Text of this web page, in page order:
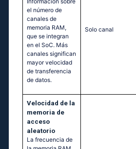
el número de
canales de
memoria RAM,
que se integran
en el SoC. Más
canales significan
mayor velocidad
de transferencia
de datos.
Solo canal
Velocidad de la
memoria de
acceso
aleatorio
La frecuencia de